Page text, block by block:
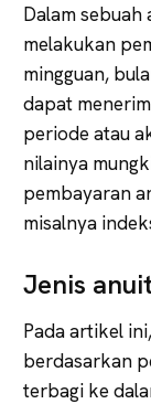
Dalam sebuah
melakukan
mingguan,
dapat
periode atau
nilainya
pembayaran
misalnya
Jenis
Pada artikel
berdasarkan
terbagi ke